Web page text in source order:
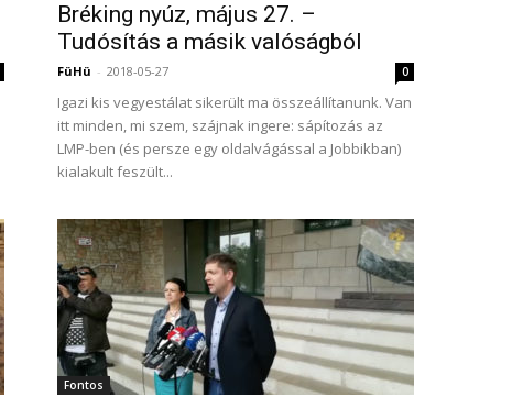
Bréking nyúz, május 27. –
Tudósítás a másik valóságból
FüHü - 2018-05-27 0
Igazi kis vegyestálat sikerült ma összeállítanunk. Van
itt minden, mi szem, szájnak ingere: sápítozás az
LMP-ben (és persze egy oldalvágással a Jobbikban)
kialakult feszült...
Fontos